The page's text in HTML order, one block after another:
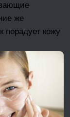
же
порадует кожу